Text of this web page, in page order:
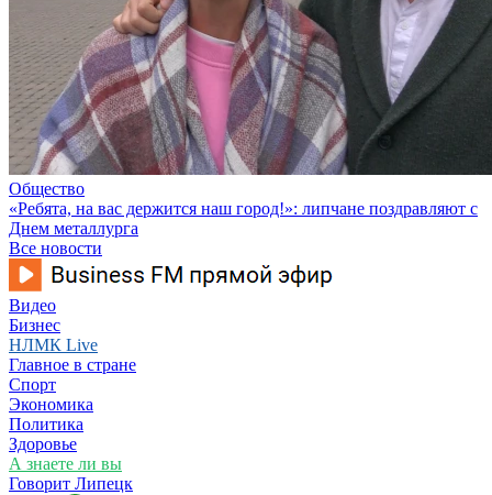
Общество
«Ребята, на вас держится наш город!»: липчане поздравляют с
Днем металлурга
Все новости
Видео
Бизнес
НЛМК Live
Главное в стране
Спорт
Экономика
Политика
Здоровье
А знаете ли вы
Говорит Липецк